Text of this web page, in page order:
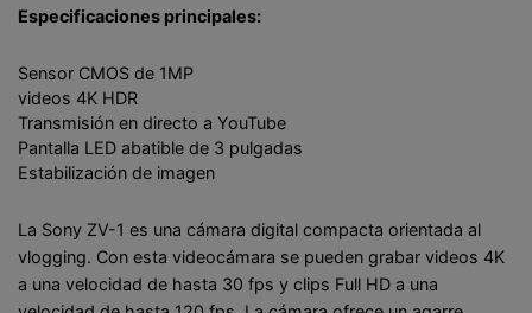
Especificaciones principales:
Sensor CMOS de 1MP
videos 4K HDR
Transmisión en directo a YouTube
Pantalla LED abatible de 3 pulgadas
Estabilización de imagen
La Sony ZV-1 es una cámara digital compacta orientada al
vlogging. Con esta videocámara se pueden grabar videos 4K
a una velocidad de hasta 30 fps y clips Full HD a una